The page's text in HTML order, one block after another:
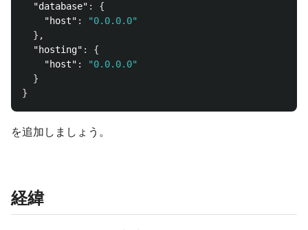
"database" :
{
"host" :
"0.0.0.0"
},
"hosting" :
{
"host" :
"0.0.0.0"
}
}
を追加しましょう。
経緯